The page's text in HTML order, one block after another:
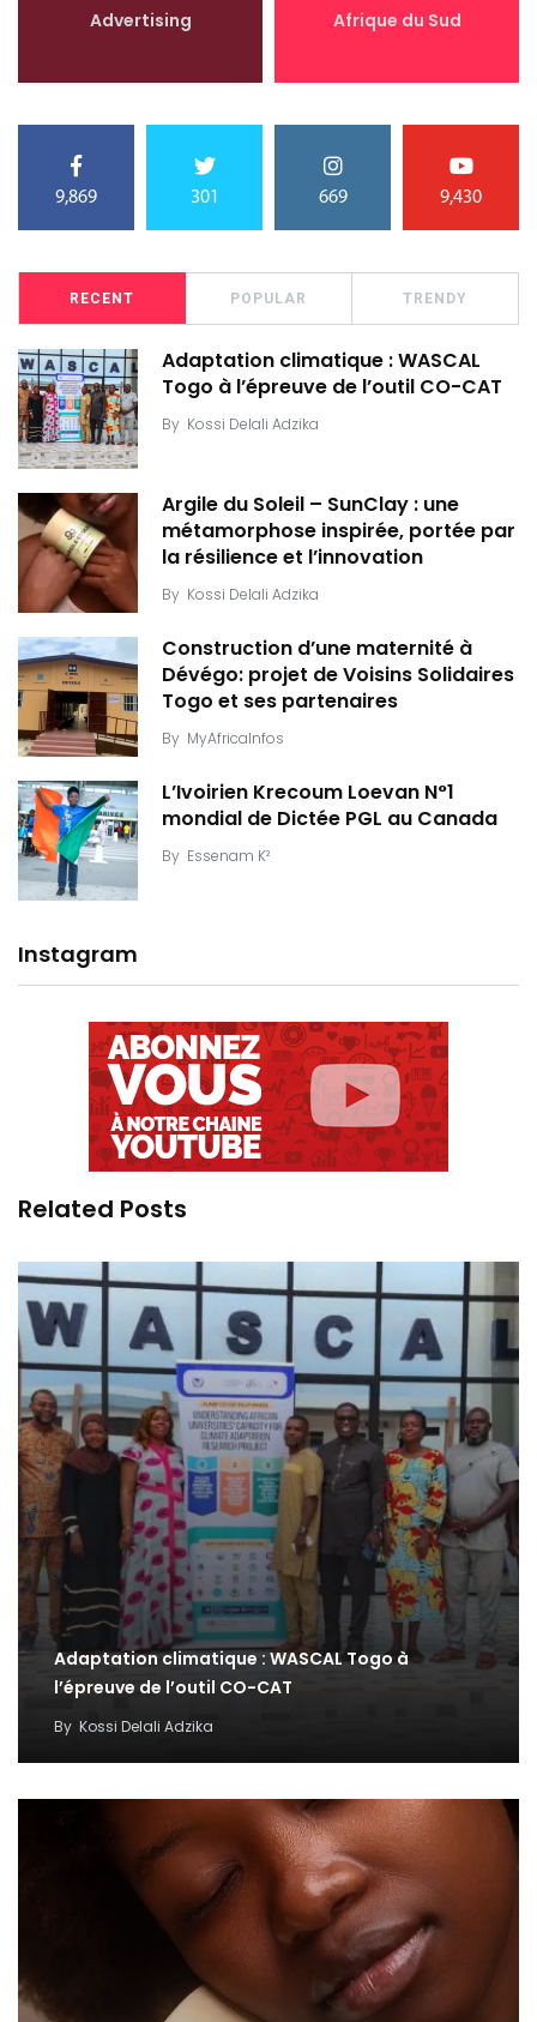
Advertising Afrique du Sud
9,869 301 669 9,430
RECENT POPULAR TRENDY
Adaptation climatique : WASCAL
Togo à l’épreuve de l’outil CO-CAT
By Kossi Delali Adzika
Argile du Soleil – SunClay : une
métamorphose inspirée, portée par
la résilience et l’innovation
By Kossi Delali Adzika
Construction d’une maternité à
Dévégo: projet de Voisins Solidaires
Togo et ses partenaires
By MyAfricaInfos
L’Ivoirien Krecoum Loevan N°1
mondial de Dictée PGL au Canada
By Essenam K²
Instagram
Related Posts
Adaptation climatique : WASCAL Togo à
l’épreuve de l’outil CO-CAT
By Kossi Delali Adzika